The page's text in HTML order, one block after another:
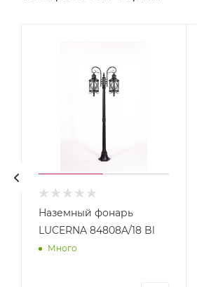
Наземный фонарь
LUCERNA 84808A/18 Bl
Много